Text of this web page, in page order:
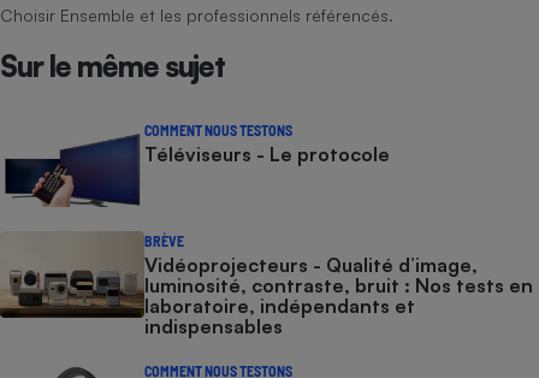
Choisir Ensemble et les professionnels référencés.
Sur le même sujet
COMMENT NOUS TESTONS
Téléviseurs - Le protocole
BRÈVE
Vidéoprojecteurs - Qualité d’image,
luminosité, contraste, bruit : Nos tests en
laboratoire, indépendants et
indispensables
COMMENT NOUS TESTONS